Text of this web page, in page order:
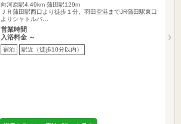
向河原駅4.49km 蒲田駅129m
ＪＲ蒲田駅西口より徒歩１分。羽田空港までJR蒲田駅東口
よりシャトルバ…
営業時間
入浴料金 ～
宿泊 駅近（徒歩10分以内）